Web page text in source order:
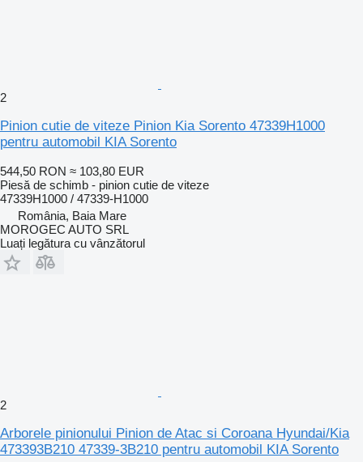
2
Pinion cutie de viteze Pinion Kia Sorento 47339H1000
pentru automobil KIA Sorento
544,50 RON ≈ 103,80 EUR
Piesă de schimb - pinion cutie de viteze
47339H1000 / 47339-H1000
România, Baia Mare
MOROGEC AUTO SRL
Luați legătura cu vânzătorul
2
Arborele pinionului Pinion de Atac si Coroana Hyundai/Kia
473393B210 47339-3B210 pentru automobil KIA Sorento